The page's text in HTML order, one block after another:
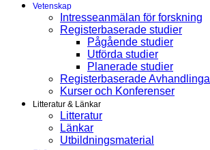
Vetenskap
Intresseanmälan för forskning
Registerbaserade studier
Pågående studier
Utförda studier
Planerade studier
Registerbaserade
Kurser och Konferenser
Litteratur & Länkar
Litteratur
Länkar
Utbildningsmaterial